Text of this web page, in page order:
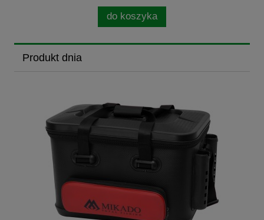
do koszyka
Produkt dnia